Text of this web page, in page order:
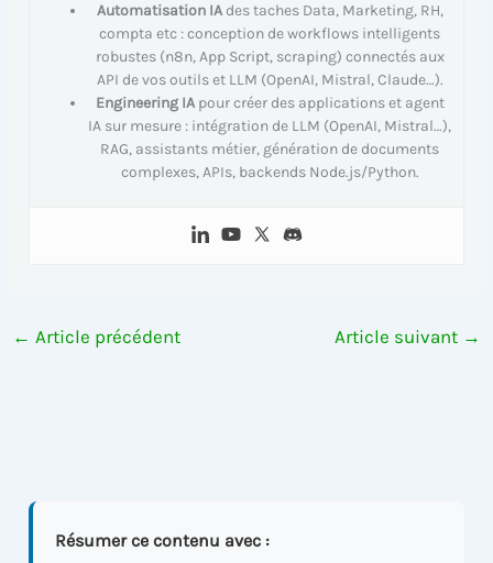
Automatisation IAdes taches Data, Marketing, RH,
compta etc : conception de workflows intelligents
robustes (n8n, App Script, scraping) connectés aux
API de vos outils et LLM (OpenAI, Mistral, Claude…).
Engineering IApour créer des applications et agent
IA sur mesure : intégration de LLM (OpenAI, Mistral…),
RAG, assistants métier, génération de documents
complexes, APIs, backends Node.js/Python.
← Article précédent Article suivant →
Résumer ce contenu avec :